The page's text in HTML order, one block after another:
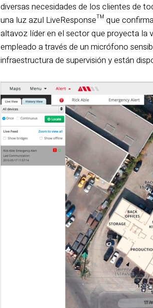
diversas necesidades de los clientes de
una luz azul LiveResponse™ que
altavoz líder en el sector que proyecta la
empleado a través de un micrófono
infraestructura de supervisión y están